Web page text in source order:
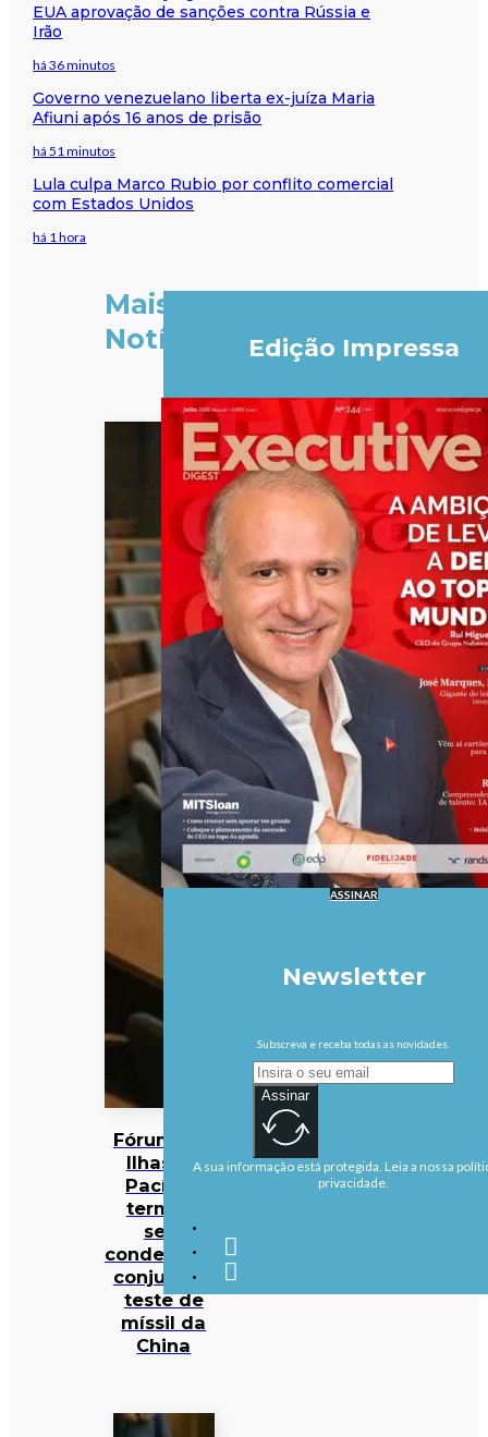
EUA aprovação de sanções contra Rússia e
Irão
há 36 minutos
Governo venezuelano liberta ex-juíza Maria
Afiuni após 16 anos de prisão
há 51 minutos
Lula culpa Marco Rubio por conflito comercial
com Estados Unidos
há 1 hora
Mais
Notícias
Fórum das
Ilhas do
Pacífico
termina
sem
condenação
conjunta a
teste de
míssil da
China
Edição Impressa
ASSINAR
Newsletter
Subscreva e receba todas as novidades.
Assinar
A sua informação está protegida. Leia a nossa
privacidade.